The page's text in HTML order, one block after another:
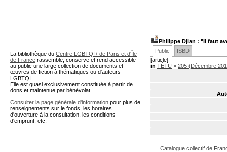
Philippe Djian : "Il faut
Public
ISBD
[article]
in TÊTU > 205 (Décembre
Catalogue collectif de
La bibliothèque du Centre LGBTQI+ de Paris et d'Île
de France rassemble, conserve et rend accessible
au public une large collection de documents et
œuvres de fiction à thématiques ou d'auteurs
LGBTQI.
Elle est quasi exclusivement constituée à partir de
dons et maintenue par bénévolat.
Consulter la page générale d'information pour plus de
renseignements sur le fonds, les horaires
d'ouverture à la consultation, les conditions
d'emprunt, etc.